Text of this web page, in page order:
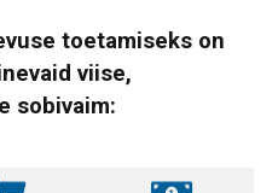
toetamiseks on
viise,
sobivaim: